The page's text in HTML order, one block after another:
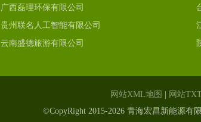
广西磊理环保有限公司
贵州联名人工智能有限公司
云南盛德旅游有限公司
网站XML地图 网站
©CopyRight 2015-2026 青海宏昌新能源有